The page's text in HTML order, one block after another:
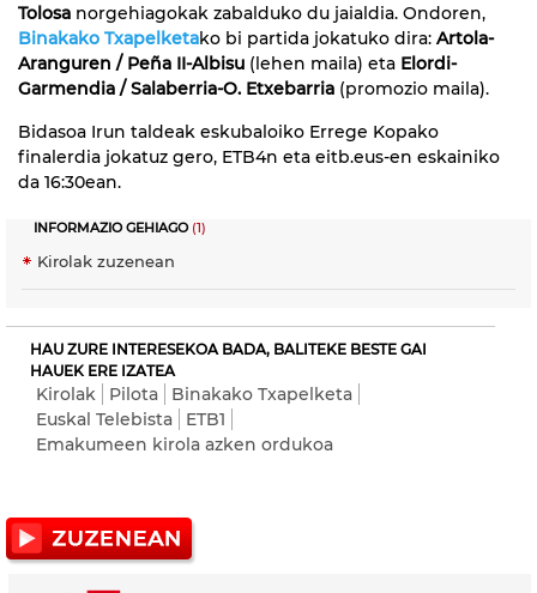
Tolosa norgehiagokak zabalduko du jaialdia. Ondoren,
Binakako Txapelketako bi partida jokatuko dira: Artola-
Aranguren / Peña II-Albisu (lehen maila) eta Elordi-
Garmendia / Salaberria-O. Etxebarria (promozio maila).
Bidasoa Irun taldeak eskubaloiko Errege Kopako
finalerdia jokatuz gero, ETB4n eta eitb.eus-en eskainiko
da 16:30ean.
INFORMAZIO GEHIAGO(1)
Kirolak zuzenean
HAU ZURE INTERESEKOA BADA, BALITEKE BESTE GAI
HAUEK ERE IZATEA
Kirolak Pilota
Binakako Txapelketa
Euskal Telebista
ETB1
Emakumeen kirola azken ordukoa